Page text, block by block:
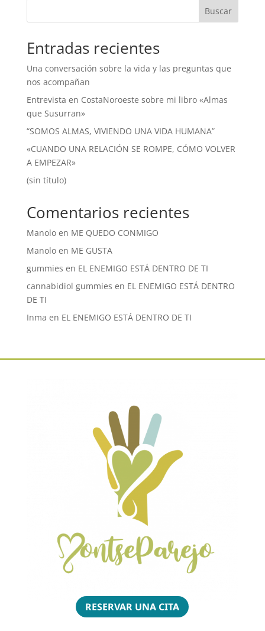
Buscar
Entradas recientes
Una conversación sobre la vida y las preguntas que
nos acompañan
Entrevista en CostaNoroeste sobre mi libro «Almas
que Susurran»
“SOMOS ALMAS, VIVIENDO UNA VIDA HUMANA”
«CUANDO UNA RELACIÓN SE ROMPE, CÓMO VOLVER
A EMPEZAR»
(sin título)
Comentarios recientes
Manoloen ME QUEDO CONMIGO
Manoloen ME GUSTA
gummies en EL ENEMIGO ESTÁ DENTRO DE TI
cannabidiol gummies en EL ENEMIGO ESTÁ DENTRO
DE TI
Inma en EL ENEMIGO ESTÁ DENTRO DE TI
RESERVAR UNA CITA